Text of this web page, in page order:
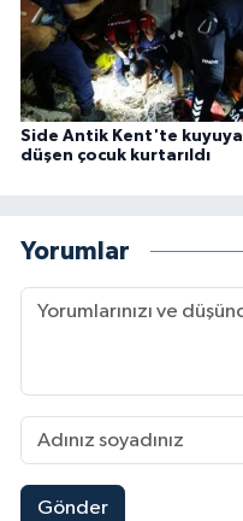
Side Antik Kent'te kuyuya
düşen çocuk kurtarıldı
Yorumlar
Gönder